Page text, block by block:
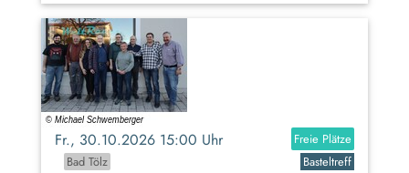
Fr., 30.10.2026 15:00 Uhr
Freie Plätze
Bad Tölz
Basteltreff